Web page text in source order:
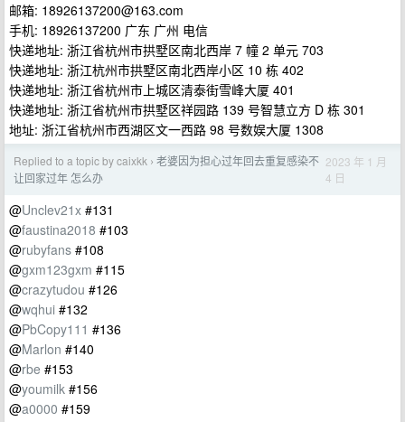
邮箱: 18926137200@163.com
手机: 18926137200 广东 广州 电信
快递地址: 浙江省杭州市拱墅区南北西岸 7 幢 2 单元 703
快递地址: 浙江杭州市拱墅区南北西岸小区 10 栋 402
快递地址: 浙江省杭州市上城区清泰街雪峰大厦 401
快递地址: 浙江省杭州市拱墅区祥园路 139 号智慧立方 D 栋 301
地址: 浙江省杭州市西湖区文一西路 98 号数娱大厦 1308
Replied to a topic by caixkk › 老婆因为担心过年回去重复感染不
让回家过年 怎么办
2023 年 1 月
4 日
@Unclev21x #131
@faustina2018 #103
@rubyfans #108
@gxm123gxm #115
@crazytudou #126
@wqhui #132
@PbCopy111 #136
@Marlon #140
@rbe #153
@youmilk #156
@a0000 #159